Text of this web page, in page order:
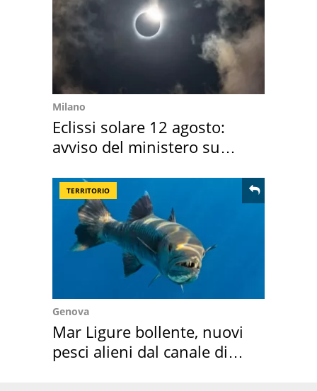
Milano
Eclissi solare 12 agosto:
avviso del ministero su
TERRITORIO
Genova
Mar Ligure bollente, nuovi
pesci alieni dal canale di